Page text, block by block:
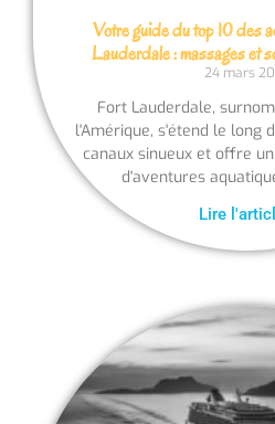
Votre guide du top 10 des
Lauderdale : massages et
24 mars
Fort Lauderdale,
l'Amérique, s'étend le long
canaux sinueux et offre
d'aventures
Lire